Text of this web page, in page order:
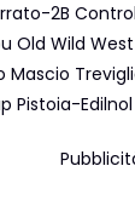
2B
Old Wild
Mascio
Pistoia-